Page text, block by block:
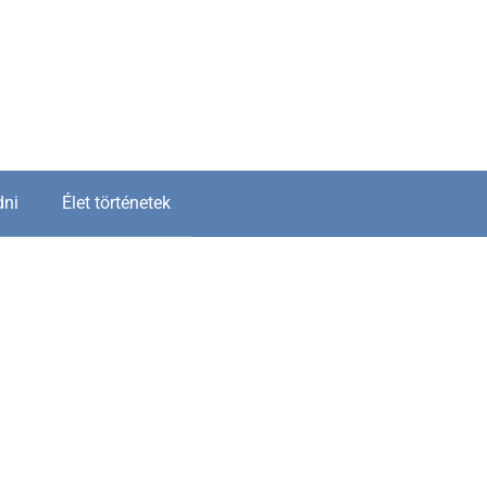
Élet történetek